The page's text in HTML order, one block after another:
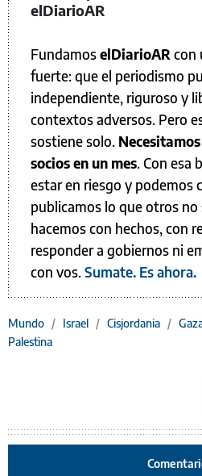
elDiarioAR
FundamoselDiarioAR con
fuerte: que el periodismo
independiente, riguroso y
contextos adversos. Pero
sostiene solo.
socios en un mes. Con esa
estar en riesgo y podemos
publicamos lo que otros no
hacemos con hechos, con
responder a gobiernos ni
con vos.Sumate. Es ahora.
Mundo / Israel / Cisjordania /
Palestina